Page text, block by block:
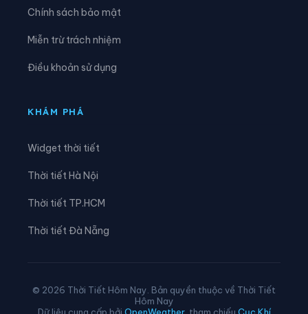
Xã Kim Liên
Xã Na Loi
Chính sách bảo mật
Miễn trừ trách nhiệm
Điều khoản sử dụng
KHÁM PHÁ
Widget thời tiết
Thời tiết Hà Nội
Thời tiết TP.HCM
Thời tiết Đà Nẵng
© 2026 Thời Tiết Hôm Nay. Bản quyền thuộc về Thời Tiết
Hôm Nay